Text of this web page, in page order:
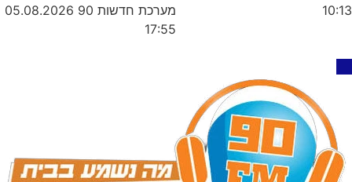
10:13
מערכת חדשות 90
05.08.2026
17:55